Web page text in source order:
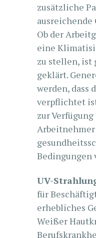
zusätzliche
ausreichende
Ob der
eine
zu stellen,
geklärt.
werden, dass
verpflichtet
zur
Bedingungen
UV-
für
erhebliches
Weißer